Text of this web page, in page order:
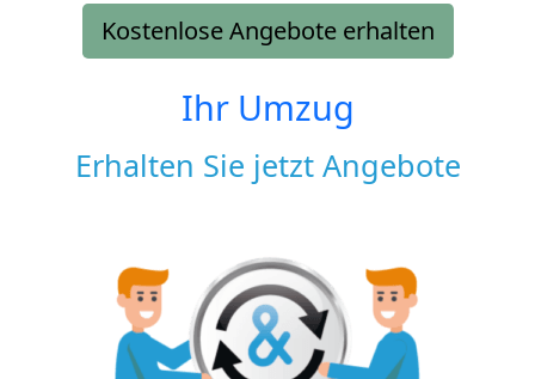
Kostenlose Angebote erhalten
Ihr Umzug
Erhalten Sie jetzt Angebote